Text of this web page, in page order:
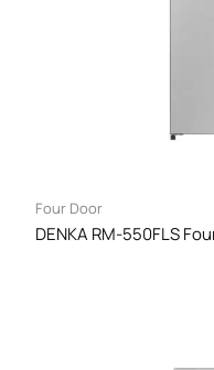
Four Door
DENKA RM-550FLS